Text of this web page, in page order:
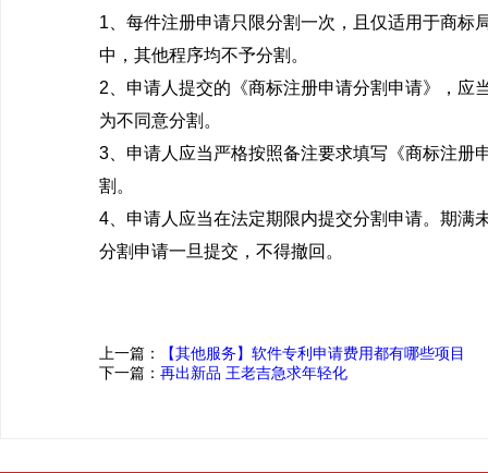
1、每件注册申请只限分割一次，且仅适用于商标
中，其他程序均不予分割。
2、申请人提交的《商标注册申请分割申请》，应
为不同意分割。
3、申请人应当严格按照备注要求填写《商标注册
割。
4、申请人应当在法定期限内提交分割申请。期满
分割申请一旦提交，不得撤回。
上一篇：
【其他服务】软件专利申请费用都有哪些项目
下一篇： 再出新品 王老吉急求年轻化